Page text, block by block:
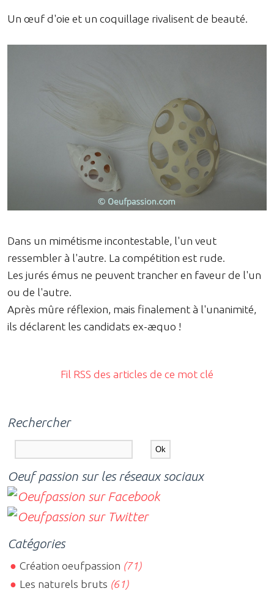
Un œuf d'oie et un coquillage rivalisent de beauté.
Dans un mimétisme incontestable, l'un veut
ressembler à l'autre. La compétition est rude.
Les jurés émus ne peuvent trancher en faveur de l'un
ou de l'autre.
Après mûre réflexion, mais finalement à l'unanimité,
ils déclarent les candidats ex-æquo !
Fil RSS des articles de ce mot clé
Rechercher
Oeuf passion sur les réseaux sociaux
Catégories
Création oeufpassion (71)
Les naturels bruts (61)